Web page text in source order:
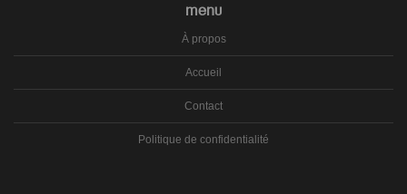
MENU
À propos
Accueil
Contact
Politique de confidentialité